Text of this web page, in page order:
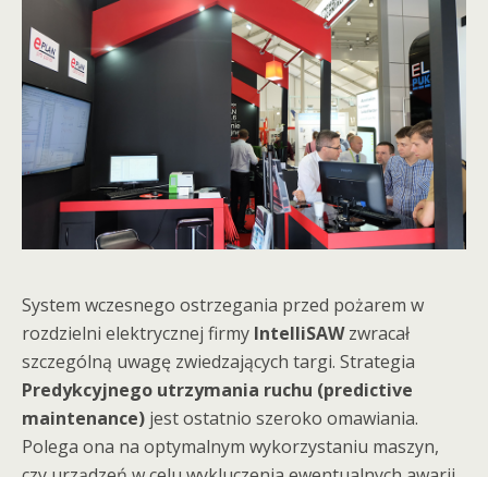
System wczesnego ostrzegania przed pożarem w
rozdzielni elektrycznej firmy IntelliSAWzwracał
szczególną uwagę zwiedzających targi. Strategia
Predykcyjnego utrzymania ruchu (predictive
maintenance) jest ostatnio szeroko omawiania.
Polega ona na optymalnym wykorzystaniu maszyn,